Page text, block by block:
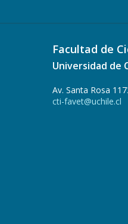
Facultad de
Universidad de
Av. Santa Rosa
cti-favet@uchile.cl